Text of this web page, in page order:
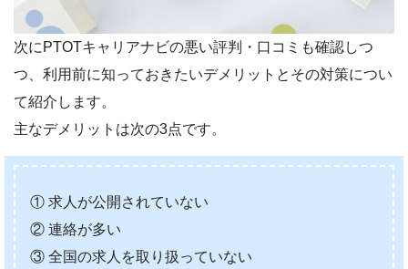
次にPTOTキャリアナビの悪い評判・口コミも確認しつ
つ、利用前に知っておきたいデメリットとその対策につい
て紹介します。
主なデメリットは次の3点です。
① 求人が公開されていない
② 連絡が多い
③ 全国の求人を取り扱っていない